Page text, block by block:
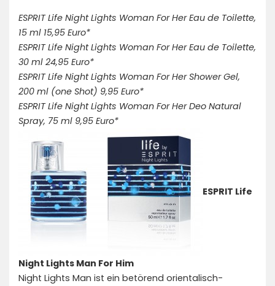
ESPRIT Life Night Lights Woman For Her Eau de Toilette,
15 ml 15,95 Euro*
ESPRIT Life Night Lights Woman For Her Eau de Toilette,
30 ml 24,95 Euro*
ESPRIT Life Night Lights Woman For Her Shower Gel,
200 ml (one Shot) 9,95 Euro*
ESPRIT Life Night Lights Woman For Her Deo Natural
Spray, 75 ml 9,95 Euro*
ESPRIT Life
Night Lights Man For Him
Night Lights Man ist ein betörend orientalisch-